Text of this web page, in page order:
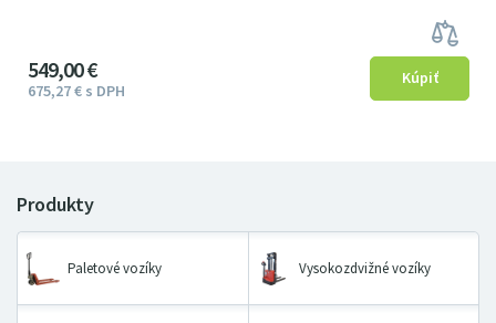
549 00€
675 27€ s DPH
Paletové vozíky Vysokozdvižné vozíky